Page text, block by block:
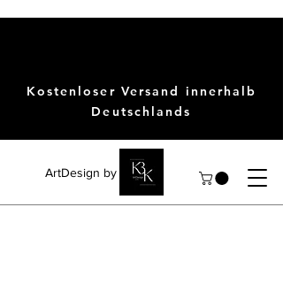
ArtDesign by KBK
Kostenloser Versand innerhalb
Deutschlands